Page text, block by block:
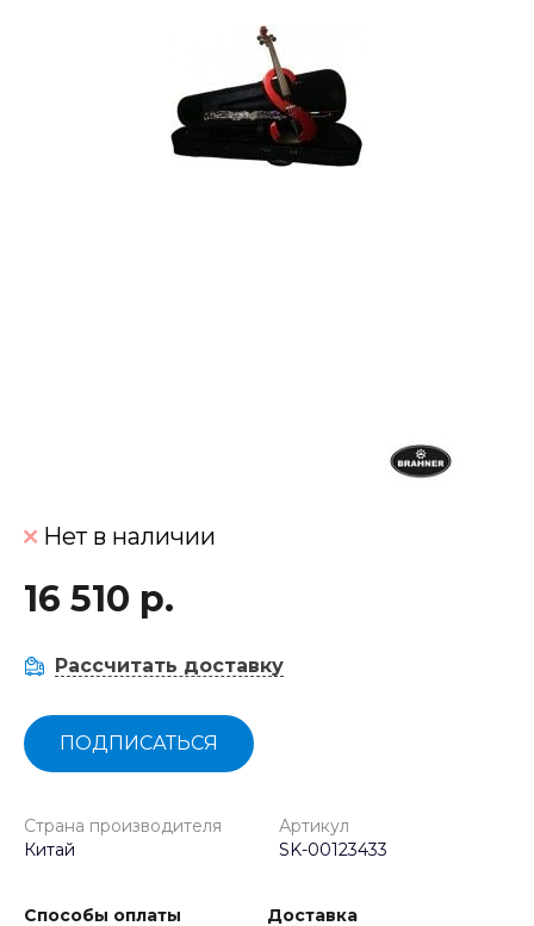
Нет в наличии
16 510 р.
Рассчитать доставку
ПОДПИСАТЬСЯ
Страна производителя
Китай
Артикул
SK-00123433
Способы оплаты Доставка